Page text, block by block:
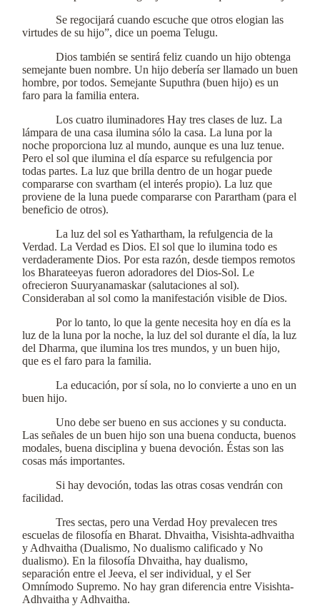
Se regocijará cuando escuche que otros elogian las
virtudes de su hijo”, dice un poema Telugu.
Dios también se sentirá feliz cuando un hijo obtenga
semejante buen nombre. Un hijo debería ser llamado un buen
hombre, por todos. Semejante Suputhra (buen hijo) es un
faro para la familia entera.
Los cuatro iluminadores Hay tres clases de luz. La
lámpara de una casa ilumina sólo la casa. La luna por la
noche proporciona luz al mundo, aunque es una luz tenue.
Pero el sol que ilumina el día esparce su refulgencia por
todas partes. La luz que brilla dentro de un hogar puede
compararse con svartham (el interés propio). La luz que
proviene de la luna puede compararse con Parartham (para el
beneficio de otros).
La luz del sol es Yathartham, la refulgencia de la
Verdad. La Verdad es Dios. El sol que lo ilumina todo es
verdaderamente Dios. Por esta razón, desde tiempos remotos
los Bharateeyas fueron adoradores del Dios-Sol. Le
ofrecieron Suuryanamaskar (salutaciones al sol).
Consideraban al sol como la manifestación visible de Dios.
Por lo tanto, lo que la gente necesita hoy en día es la
luz de la luna por la noche, la luz del sol durante el día, la luz
del Dharma, que ilumina los tres mundos, y un buen hijo,
que es el faro para la familia.
La educación, por sí sola, no lo convierte a uno en un
buen hijo.
Uno debe ser bueno en sus acciones y su conducta.
Las señales de un buen hijo son una buena conducta, buenos
modales, buena disciplina y buena devoción. Éstas son las
cosas más importantes.
Si hay devoción, todas las otras cosas vendrán con
facilidad.
Tres sectas, pero una Verdad Hoy prevalecen tres
escuelas de filosofía en Bharat. Dhvaitha, Visishta-adhvaitha
y Adhvaitha (Dualismo, No dualismo calificado y No
dualismo). En la filosofía Dhvaitha, hay dualismo,
separación entre el Jeeva, el ser individual, y el Ser
Omnímodo Supremo. No hay gran diferencia entre Visishta-
Adhvaitha y Adhvaitha.